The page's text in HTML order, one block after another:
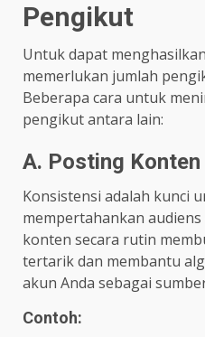
Pengikut
Untuk dapat
memerlukan jumlah
Beberapa cara untuk
pengikut antara lain:
A. Posting
Konsistensi adalah kunci
mempertahankan
konten secara rutin
tertarik dan membantu
akun Anda sebagai
Contoh: